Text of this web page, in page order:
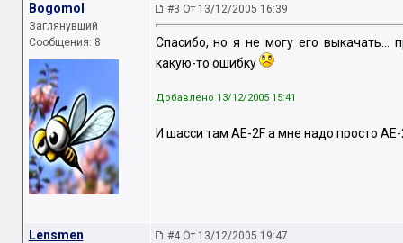
Bogomol
Заглянувший
Сообщения: 8
#3 От 13/12/2005 16:39
Спасибо, но я не могу его выкачать...
какую-то ошибку
Добавлено 13/12/2005 15:41
И шасси там AE-2F а мне надо просто
Lensmen #4 От 13/12/2005 19:47